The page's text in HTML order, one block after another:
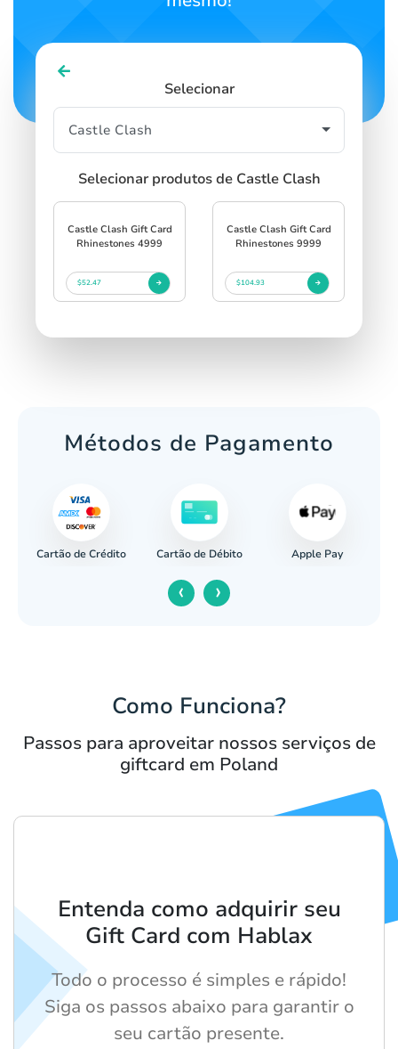
Selecionar
Selecionar produtos de Castle Clash
Castle Clash Gift Card
Rhinestones 4999
$52.47
Castle Clash Gift Card
Rhinestones 9999
$104.93
Métodos de Pagamento
Cartão de Crédito Cartão de Débito Apple Pay
‹ ›
Como Funciona?
Passos para aproveitar nossos serviços de
giftcard em Poland
Entenda como adquirir seu
Gift Card com Hablax
Todo o processo é simples e rápido!
Siga os passos abaixo para garantir o
seu cartão presente.